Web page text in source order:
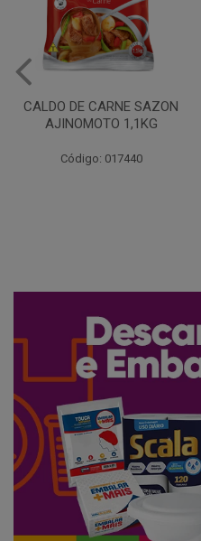
MOLHO DE TOMATE PIZZA
BONARE 1,7KG
Código: 049936